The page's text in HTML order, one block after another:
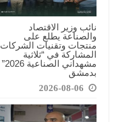
نائب وزير الاقتصاد
والصناعة يطلع على
منتجات وتقنيات الشركات
المشاركة في “ثلاثية
مشهداني الصناعية 2026”
بدمشق
2026-08-06